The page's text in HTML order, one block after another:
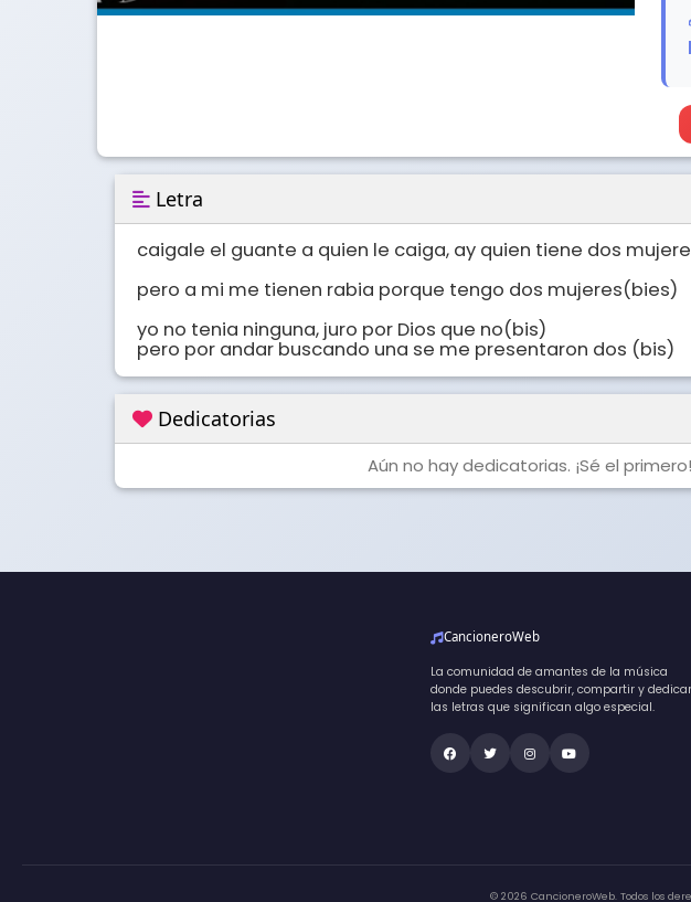
Letra
caigale el guante a quien le caiga, ay quien tiene dos
pero a mi me tienen rabia porque tengo dos mujeres(bies)
yo no tenia ninguna, juro por Dios que no(bis)
pero por andar buscando una se me presentaron dos (bis)
Dedicatorias
Aún no hay dedicatorias. ¡Sé el primero!
CancioneroWeb
La comunidad de amantes de la música
donde puedes descubrir, compartir y dedicar
las letras que significan algo especial.
© 2026 CancioneroWeb. Todos los